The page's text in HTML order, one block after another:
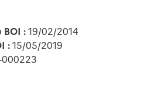
:19/02/2014
:15/05/2019
000223